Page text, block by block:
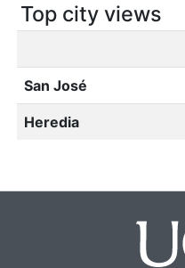
Top city views
San José
Heredia